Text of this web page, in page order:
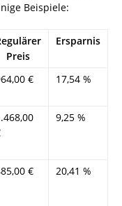
Beispiele:
Preis
Ersparnis
€ 17,54 %
9,25 %
€ 20,41 %